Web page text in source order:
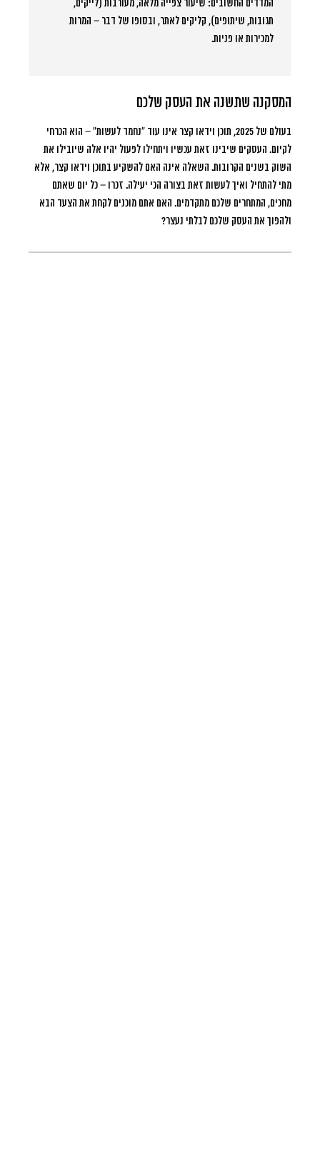
המדדים החשובים: שיעור צפייה מלאה, מעורבות (לייקים,
תגובות, שיתופים), קליקים לאתר, ובסופו של דבר – המרות
למכירות או פניות.
המסקנה שתשנה את העסק שלכם
בעולם של 2025, תוכן וידאו קצר אינו עוד “נחמד לעשות” – הוא הכרחי
לקיום. העסקים שיבינו זאת עכשיו ויתחילו לפעול יהיו אלה שיובילו את
השוק בשנים הקרובות. השאלה אינה האם להשקיע בתוכן וידאו קצר, אלא
מתי להתחיל ואיך לעשות זאת בצורה הכי יעילה. זכרו – כל יום שאתם
מחכים, המתחרים שלכם מתקדמים. האם אתם מוכנים לקחת את הצעד הבא
ולהפוך את העסק שלכם לבלתי נעצר?